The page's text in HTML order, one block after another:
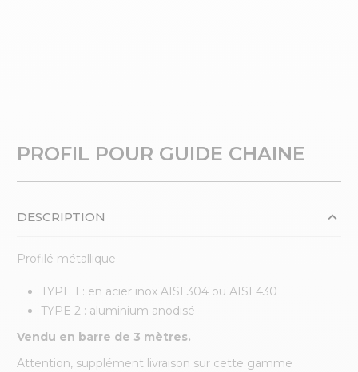
PROFIL POUR GUIDE CHAINE
DESCRIPTION
Profilé métallique
TYPE 1 : en acier inox AISI 304 ou AISI 430
TYPE 2 : aluminium anodisé
Vendu en barre de 3 mètres.
Attention, supplément livraison sur cette gamme